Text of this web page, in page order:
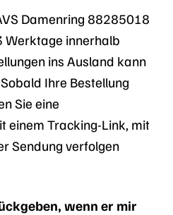
Damenring 88285018
Werktage innerhalb
ins Ausland kann
Ihre Bestellung
Sie eine
einem Tracking-Link, mit
Sendung verfolgen
wenn er mir